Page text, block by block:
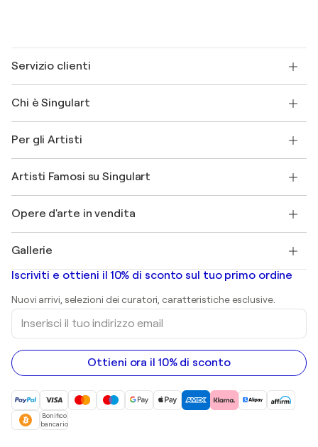
Servizio clienti
Spedizione
Offri una carta regalo
Partecipa al nostro programma commerciale
Il mio account
Protezione acquirente
+39 694500608
Chi è Singulart
FAQ
Magazine di Singulart
Lavori
Scopri arte originale selezionata
Per gli Artisti
Accedi come Artista
Artisti Famosi su Singulart
Marc Chagall
Banksy
Mr. Brainwash
Shepard Fairey
Opere d'arte in vendita
Quadri astratti in vendita
Dipinti di paesaggi
sculture
Dipinti acrilici
Gallerie
Gallerie d’arte in Italia
Iscriviti e ottieni il 10% di sconto sul tuo primo ordine
Nuovi arrivi, selezioni dei curatori, caratteristiche esclusive.
Inserisci
tuo
indirizzo
email
Ottieni ora il 10% di sconto
Bonifico
bancario